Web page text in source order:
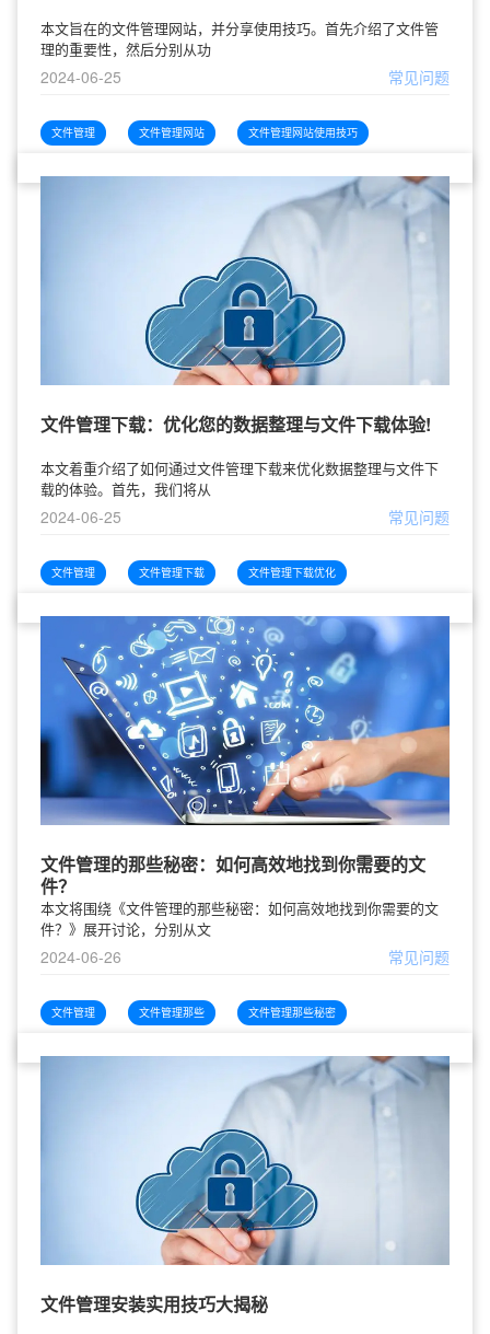
本文旨在的文件管理网站，并分享使用技巧。首先介绍了文件管
理的重要性，然后分别从功
2024-06-25 常见问题
文件管理 文件管理网站 文件管理网站使用技巧
文件管理下载：优化您的数据整理与文件下载体验!
本文着重介绍了如何通过文件管理下载来优化数据整理与文件下
载的体验。首先，我们将从
2024-06-25 常见问题
文件管理 文件管理下载 文件管理下载优化
文件管理的那些秘密：如何高效地找到你需要的文
件？
本文将围绕《文件管理的那些秘密：如何高效地找到你需要的文
件？》展开讨论，分别从文
2024-06-26 常见问题
文件管理 文件管理那些 文件管理那些秘密
文件管理安装实用技巧大揭秘